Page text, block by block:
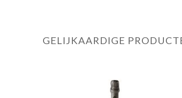
GELIJKAARDIGE